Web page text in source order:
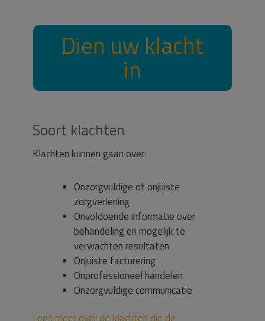
Dien uw klacht
in
Soort klachten
Klachten kunnen gaan over:
Onzorgvuldige of onjuiste
zorgverlening
Onvoldoende informatie over
behandeling en mogelijk te
verwachten resultaten
Onjuiste facturering
Onprofessioneel handelen
Onzorgvuldige communicatie